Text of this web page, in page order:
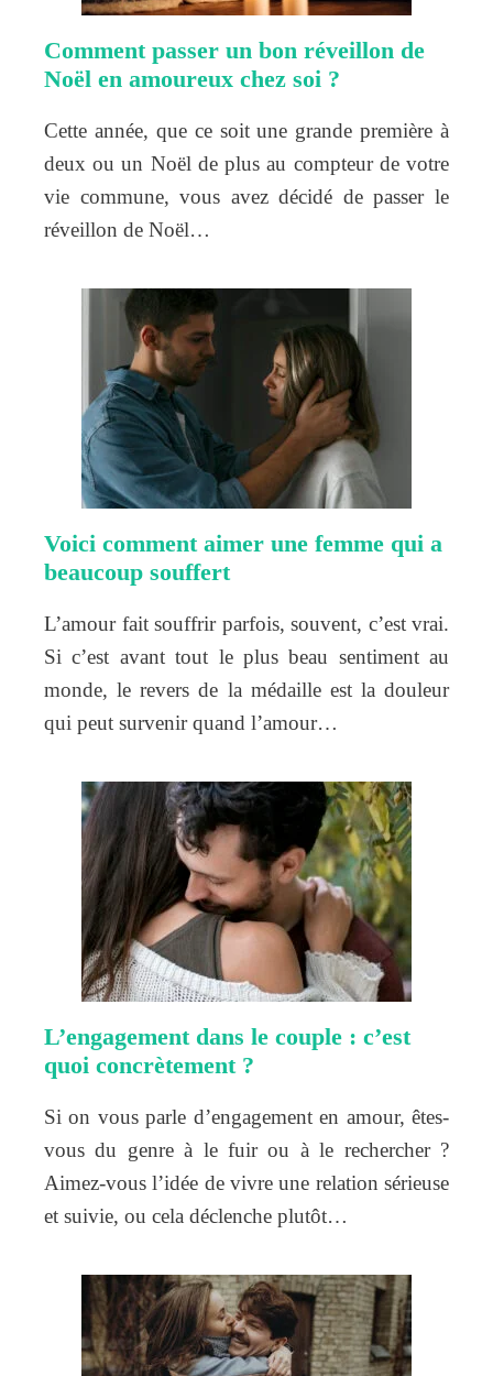
Comment passer un bon réveillon de
Noël en amoureux chez soi ?
Cette année, que ce soit une grande première à
deux ou un Noël de plus au compteur de votre
vie commune, vous avez décidé de passer le
réveillon de Noël…
Voici comment aimer une femme qui a
beaucoup souffert
L’amour fait souffrir parfois, souvent, c’est vrai.
Si c’est avant tout le plus beau sentiment au
monde, le revers de la médaille est la douleur
qui peut survenir quand l’amour…
L’engagement dans le couple : c’est
quoi concrètement ?
Si on vous parle d’engagement en amour, êtes-
vous du genre à le fuir ou à le rechercher ?
Aimez-vous l’idée de vivre une relation sérieuse
et suivie, ou cela déclenche plutôt…